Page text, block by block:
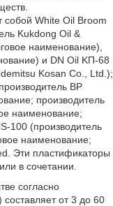
White Oil Broom
Kukdong Oil &
наименование),
и DN Oil KП-68
Kosan Co., Ltd.);
BP
производитель
наименование;
100 (производитель
наименование;
Эти пластификаторы
в сочетании.
согласно
от 3 до 60